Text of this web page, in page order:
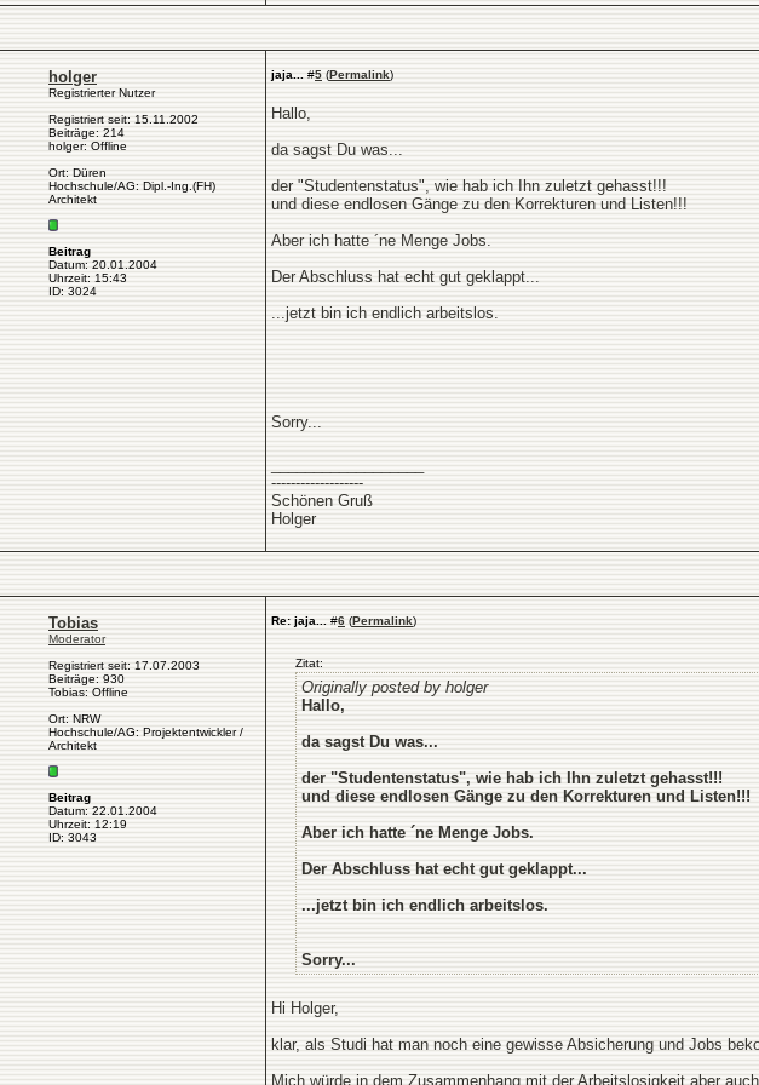
holger
Registrierter Nutzer
Registriert seit: 15.11.2002
Beiträge: 214
holger: Offline
Ort: Düren
Hochschule/AG: Dipl.-Ing.(FH)
Architekt
Beitrag
Datum: 20.01.2004
Uhrzeit: 15:43
ID: 3024
jaja... #5 (Permalink)
Hallo,
da sagst Du was...
der "Studentenstatus", wie hab ich Ihn zuletzt gehasst!!!
und diese endlosen Gänge zu den Korrekturen und Listen!!!
Aber ich hatte ´ne Menge Jobs.
Der Abschluss hat echt gut geklappt...
...jetzt bin ich endlich arbeitslos.
Sorry...
-------------------
Schönen Gruß
Holger
Tobias
Moderator
Registriert seit: 17.07.2003
Beiträge: 930
Tobias: Offline
Ort: NRW
Hochschule/AG: Projektentwickler /
Architekt
Beitrag
Datum: 22.01.2004
Uhrzeit: 12:19
ID: 3043
Re: jaja... #6 (Permalink)
Zitat:
Originally posted by holger
Hallo,
da sagst Du was...
der "Studentenstatus", wie hab ich Ihn zuletzt gehasst!!!
und diese endlosen Gänge zu den Korrekturen und Listen!!!
Aber ich hatte ´ne Menge Jobs.
Der Abschluss hat echt gut geklappt...
...jetzt bin ich endlich arbeitslos.
Sorry...
Hi Holger,
klar, als Studi hat man noch eine gewisse Absicherung und Jobs
Mich würde in dem Zusammenhang mit der Arbeitslosigkeit aber